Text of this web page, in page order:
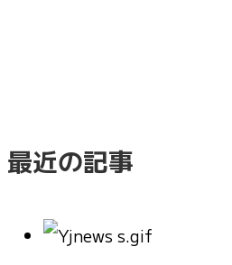
最近の記事